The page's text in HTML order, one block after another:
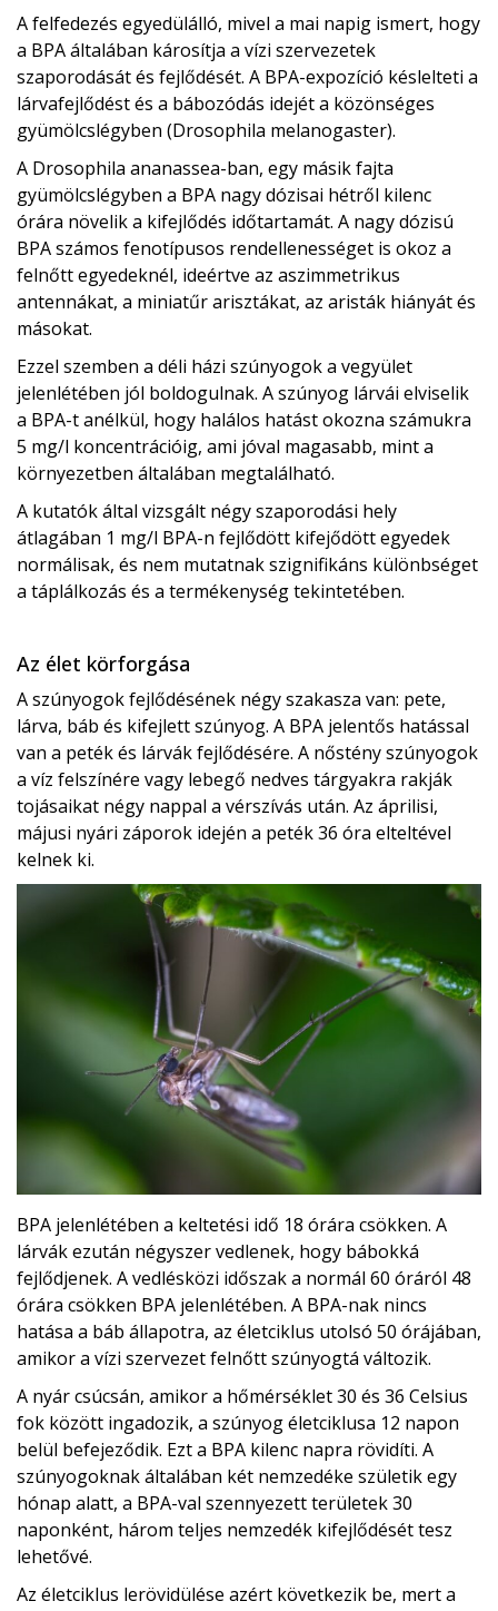
A felfedezés egyedülálló, mivel a mai napig ismert, hogy
a BPA általában károsítja a vízi szervezetek
szaporodását és fejlődését. A BPA-expozíció késlelteti a
lárvafejlődést és a bábozódás idejét a közönséges
gyümölcslégyben (Drosophila melanogaster).
A Drosophila ananassea-ban, egy másik fajta
gyümölcslégyben a BPA nagy dózisai hétről kilenc
órára növelik a kifejlődés időtartamát. A nagy dózisú
BPA számos fenotípusos rendellenességet is okoz a
felnőtt egyedeknél, ideértve az aszimmetrikus
antennákat, a miniatűr arisztákat, az aristák hiányát és
másokat.
Ezzel szemben a déli házi szúnyogok a vegyület
jelenlétében jól boldogulnak. A szúnyog lárvái elviselik
a BPA-t anélkül, hogy halálos hatást okozna számukra
5 mg/l koncentrációig, ami jóval magasabb, mint a
környezetben általában megtalálható.
A kutatók által vizsgált négy szaporodási hely
átlagában 1 mg/l BPA-n fejlődött kifejődött egyedek
normálisak, és nem mutatnak szignifikáns különbséget
a táplálkozás és a termékenység tekintetében.
Az élet körforgása
A szúnyogok fejlődésének négy szakasza van: pete,
lárva, báb és kifejlett szúnyog. A BPA jelentős hatással
van a peték és lárvák fejlődésére. A nőstény szúnyogok
a víz felszínére vagy lebegő nedves tárgyakra rakják
tojásaikat négy nappal a vérszívás után. Az áprilisi,
májusi nyári záporok idején a peték 36 óra elteltével
kelnek ki.
BPA jelenlétében a keltetési idő 18 órára csökken. A
lárvák ezután négyszer vedlenek, hogy bábokká
fejlődjenek. A vedlésközi időszak a normál 60 óráról 48
órára csökken BPA jelenlétében. A BPA-nak nincs
hatása a báb állapotra, az életciklus utolsó 50 órájában,
amikor a vízi szervezet felnőtt szúnyogtá változik.
A nyár csúcsán, amikor a hőmérséklet 30 és 36 Celsius
fok között ingadozik, a szúnyog életciklusa 12 napon
belül befejeződik. Ezt a BPA kilenc napra rövidíti. A
szúnyogoknak általában két nemzedéke születik egy
hónap alatt, a BPA-val szennyezett területek 30
naponként, három teljes nemzedék kifejlődését tesz
lehetővé.
Az életciklus lerövidülése azért következik be, mert a